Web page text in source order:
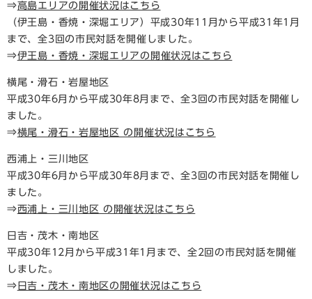
⇒高島エリアの開催状況はこちら
（伊王島・香焼・深堀エリア）平成30年11月から平成31年1月
まで、全3回の市民対話を開催しました。
⇒伊王島・香焼・深堀エリアの開催状況はこちら
横尾・滑石・岩屋地区
平成30年6月から平成30年8月まで、全3回の市民対話を開催し
ました。
⇒横尾・滑石・岩屋地区 の開催状況はこちら
西浦上・三川地区
平成30年6月から平成30年8月まで、全3回の市民対話を開催し
ました。
⇒西浦上・三川地区 の開催状況はこちら
日吉・茂木・南地区
平成30年12月から平成31年1月まで、全2回の市民対話を開催
しました。
⇒ 日吉・茂木・南地区の開催状況はこちら